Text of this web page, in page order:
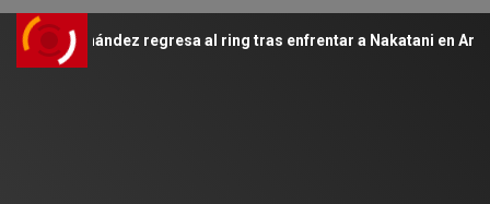
Hernández regresa al ring tras enfrentar a Nakatani en